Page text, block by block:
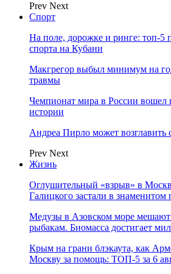
Prev Next
Спорт
На поле, дорожке и ринге: топ-5
спорта на Кубани
Макгрегор выбыл минимум на
травмы
Чемпионат мира в России вошел
истории
Андреа Пирло может
Prev Next
Жизнь
Оглушительный «взрыв» в
Галицкого застали в
Медузы в Азовском море
рыбакам. Биомасса достигает
Крым на грани блэкаута, как
Москву за помощь: ТОП-5 за 6